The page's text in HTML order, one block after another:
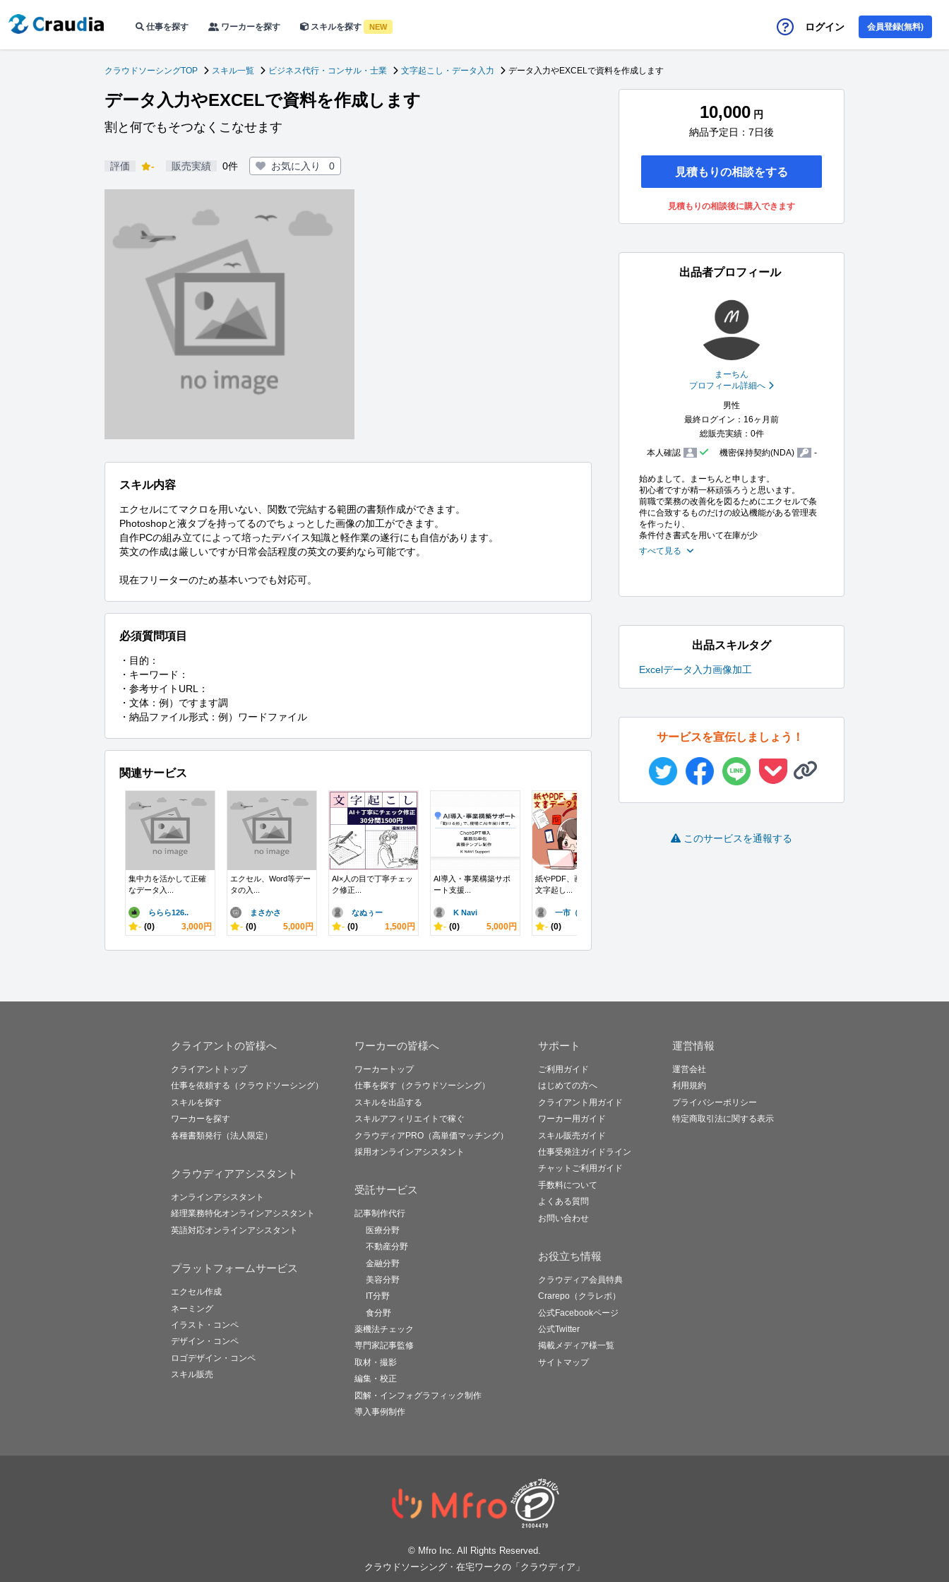
仕事を探す ワーカーを探す スキルを探す NEW ログイン 会員登録(無料)
クラウドソーシングTOP スキル一覧 ビジネス代行・コンサル・士業 文字起こし・データ入力 データ入力やEXCELで資料を作成します
データ入力やEXCELで資料を作成します
割と何でもそつなくこなせます
評価 - 販売実績 0件 お気に入り 0
スキル内容
エクセルにてマクロを用いない、関数で完結する範囲の書類作成ができます。
Photoshopと液タブを持ってるのでちょっとした画像の加工ができます。
自作PCの組み立てによって培ったデバイス知識と軽作業の遂行にも自信があります。
英文の作成は厳しいですが日常会話程度の英文の要約なら可能です。
現在フリーターのため基本いつでも対応可。
必須質問項目
・目的：
・キーワード：
・参考サイトURL：
・文体：例）ですます調
・納品ファイル形式：例）ワードファイル
関連サービス
集中力を活かして正確
なデータ入...
ららら126..
- (0) 3,000円
エクセル、Word等デー
タの入...
まさかさ
- (0) 5,000円
AI×人の目で丁寧チェッ
ク修正...
なぬぅー
- (0) 1,500円
AI導入・事業構築サポ
ート支援...
K Navi
- (0) 5,000円
紙やPDF、画像からの
文字起し...
一市（かずい..
- (0)
10,000 円
納品予定日：7日後
見積もりの相談をする
見積もりの相談後に購入できます
出品者プロフィール
まーちん
プロフィール詳細へ
男性
最終ログイン：16ヶ月前
総販売実績：0件
本人確認
機密保持契約(NDA) -
始めまして。まーちんと申します。
初心者ですが精一杯頑張ろうと思います。
前職で業務の改善化を図るためにエクセルで条
件に合致するものだけの絞込機能がある管理表
を作ったり、
条件付き書式を用いて在庫が少
すべて見る
出品スキルタグ
Excelデータ入力画像加工
サービスを宣伝しましょう！
このサービスを通報する
クライアントの皆様へ
クライアントトップ
仕事を依頼する（クラウドソーシング）
スキルを探す
ワーカーを探す
各種書類発行（法人限定）
クラウディアアシスタント
オンラインアシスタント
経理業務特化オンラインアシスタント
英語対応オンラインアシスタント
プラットフォームサービス
エクセル作成
ネーミング
イラスト・コンペ
デザイン・コンペ
ロゴデザイン・コンペ
スキル販売
ワーカーの皆様へ
ワーカートップ
仕事を探す（クラウドソーシング）
スキルを出品する
スキルアフィリエイトで稼ぐ
クラウディアPRO（高単価マッチング）
採用オンラインアシスタント
受託サービス
記事制作代行
医療分野
不動産分野
金融分野
美容分野
IT分野
食分野
薬機法チェック
専門家記事監修
取材・撮影
編集・校正
図解・インフォグラフィック制作
導入事例制作
サポート
ご利用ガイド
はじめての方へ
クライアント用ガイド
ワーカー用ガイド
スキル販売ガイド
仕事受発注ガイドライン
チャットご利用ガイド
手数料について
よくある質問
お問い合わせ
お役立ち情報
クラウディア会員特典
Crarepo（クラレポ）
公式Facebookページ
公式Twitter
掲載メディア様一覧
サイトマップ
運営情報
運営会社
利用規約
プライバシーポリシー
特定商取引法に関する表示
© Mfro Inc. All Rights Reserved.
クラウドソーシング・在宅ワークの「クラウディア」